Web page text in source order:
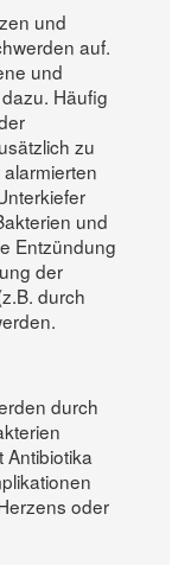
und
auf.
und
Häufig
zu
und
Entzündung
der
durch
durch
Antibiotika
oder